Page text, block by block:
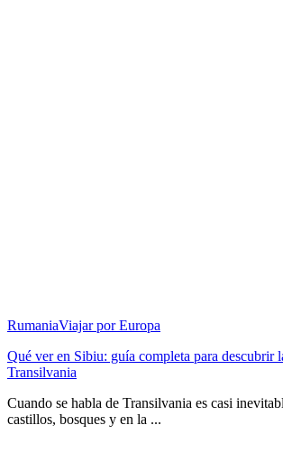
RumaniaViajar por Europa
Qué ver en Sibiu: guía completa para descubrir
Transilvania
Cuando se habla de Transilvania es casi
castillos, bosques y en la ...